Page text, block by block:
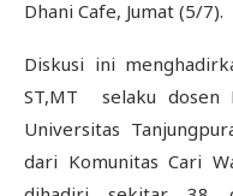
Dhani Cafe, Jumat (5/7).
Diskusi ini
ST,MT selaku dosen
Universitas
dari Komunitas Cari